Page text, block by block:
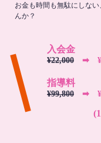
お金も時間も無駄にしな
んか？
入会金
¥22,000 ➡︎
指導料
¥99,800 ➡︎
(1